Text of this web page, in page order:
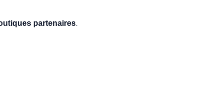
partenaires.